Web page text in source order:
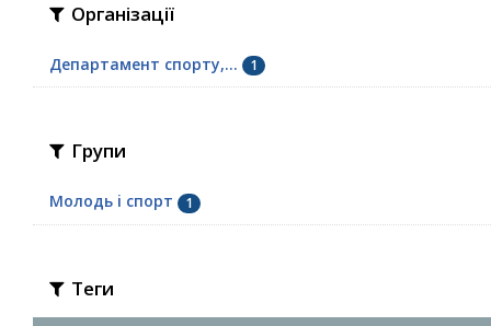
Організації
Департамент спорту,... 1
Групи
Молодь i спорт 1
Теги